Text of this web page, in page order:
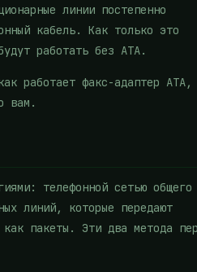
линии постепенно
кабель. Как только это
работать без ATA.
работает факс-адаптер ATA,
вам.
телефонной сетью общего
линий, которые передают
пакеты. Эти два метода